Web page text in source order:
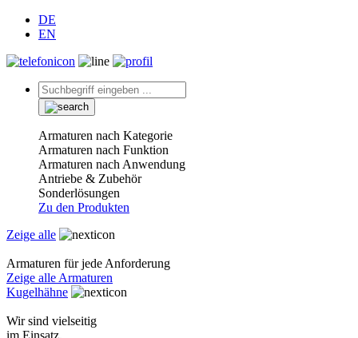
DE
EN
Armaturen nach Kategorie
Armaturen nach Funktion
Armaturen nach Anwendung
Antriebe & Zubehör
Sonderlösungen
Zu den Produkten
Zeige alle
Armaturen für jede Anforderung
Zeige alle Armaturen
Kugelhähne
Wir sind vielseitig
im Einsatz.